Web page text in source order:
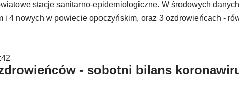
stacje sanitarno-epidemiologiczne. W środowych
i 4 nowych w powiecie opoczyńskim, oraz 3 ozdrowieńcach -
- sobotni bilans